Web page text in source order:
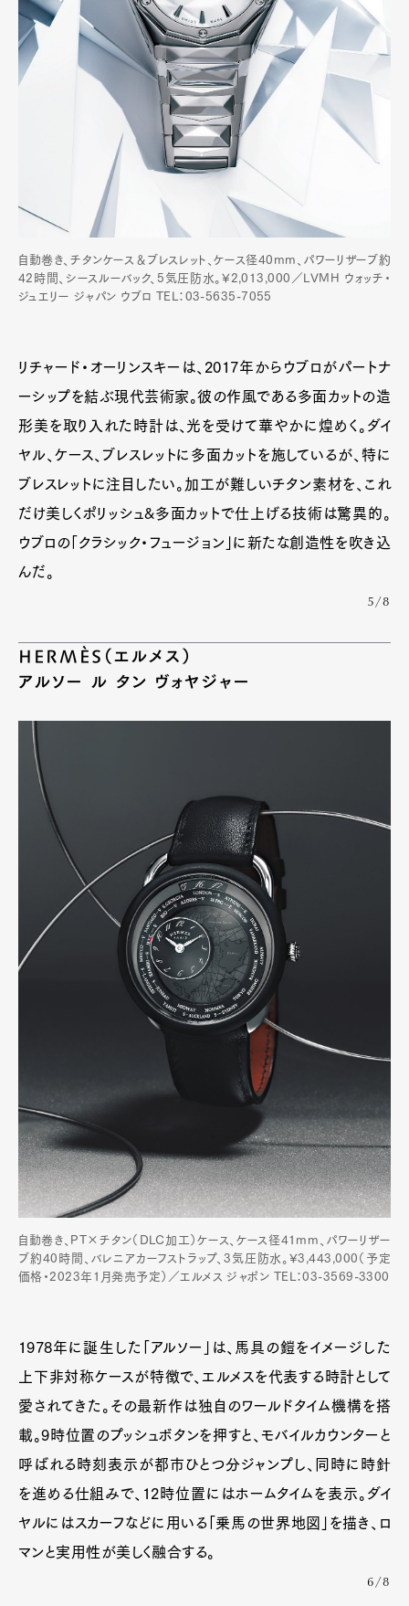
Art&DesignWatchFashion
Gourmet Cars
Culture Lifestyle
自動巻き、チタンケース＆ブレスレット、ケース径40mm、パワーリザーブ約
42時間、シースルーバック、5気圧防水。¥2,013,000／LVMH ウォッチ・
ジュエリー ジャパン ウブロ TEL：03-5635-7055
リチャード・オーリンスキーは、2017年からウブロがパートナ
ーシップを結ぶ現代芸術家。彼の作風である多面カットの造
形美を取り入れた時計は、光を受けて華やかに煌めく。ダイ
ヤル、ケース、ブレスレットに多面カットを施しているが、特に
ブレスレットに注目したい。加工が難しいチタン素材を、これ
だけ美しくポリッシュ&多面カットで仕上げる技術は驚異的。
ウブロの「クラシック・フュージョン」に新たな創造性を吹き込
んだ。
5/8
HERMÈS（エルメス）
アルソー ル タン ヴォヤジャー
自動巻き、PT×チタン（DLC加工）ケース、ケース径41mm、パワーリザー
ブ約40時間、バレニアカーフストラップ、3気圧防水。¥3,443,000（予定
価格・2023年1月発売予定）／エルメス ジャポン TEL：03-3569-3300
1978年に誕生した「アルソー」は、馬具の鎧をイメージした
上下非対称ケースが特徴で、エルメスを代表する時計として
愛されてきた。その最新作は独自のワールドタイム機構を搭
載。9時位置のプッシュボタンを押すと、モバイルカウンターと
呼ばれる時刻表示が都市ひとつ分ジャンプし、同時に時針
を進める仕組みで、12時位置にはホームタイムを表示。ダイ
ヤルにはスカーフなどに用いる「乗馬の世界地図」を描き、ロ
マンと実用性が美しく融合する。
6/8